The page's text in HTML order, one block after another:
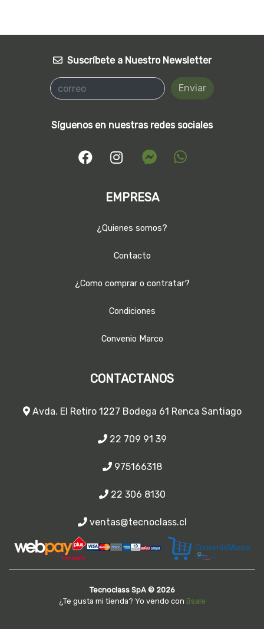
Suscríbete a Nuestro Newsletter
Enviar
Síguenos en nuestras redes sociales
EMPRESA
¿Quienes somos?
Contacto
¿Como comprar o contratar?
Condiciones
Convenio Marco
CONTACTANOS
Avda. El Retiro 1227 Bodega 61 Renca Santiago
22 709 91 39
975166318
22 306 8130
ventas@tecnoclass.cl
Tecnoclass SpA © 2026
¿Te gusta mi tienda? Yo vendo con Bsale